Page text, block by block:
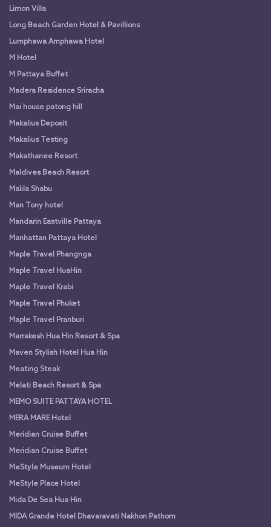
Limon Villa
Long Beach Garden Hotel & Pavillions
Lumphawa Amphawa Hotel
M Hotel
M Pattaya Buffet
Madera Residence Sriracha
Mai house patong hill
Makalius Deposit
Makalius Testing
Makathanee Resort
Maldives Beach Resort
Malila Shabu
Man Tony hotel
Mandarin Eastville Pattaya
Manhattan Pattaya Hotel
Maple Travel Phangnga
Maple Travel HuaHin
Maple Travel Krabi
Maple Travel Phuket
Maple Travel Pranburi
Marrakesh Hua Hin Resort & Spa
Maven Stylish Hotel Hua Hin
Meating Steak
Melati Beach Resort & Spa
MEMO SUITE PATTAYA HOTEL
MERA MARE Hotel
Meridian Cruise Buffet
Meridian Cruise Buffet
MeStyle Museum Hotel
MeStyle Place Hotel
Mida De Sea Hua Hin
MIDA Grande Hotel Dhavaravati Nakhon Pathom